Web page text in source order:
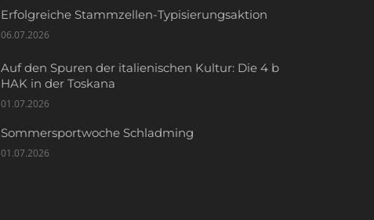
Erfolgreiche Stammzellen-Typisierungsaktion
06.07.2026
Auf den Spuren der italienischen Kultur: Die 4 b
HAK in der Toskana
01.07.2026
Sommersportwoche Schladming
01.07.2026